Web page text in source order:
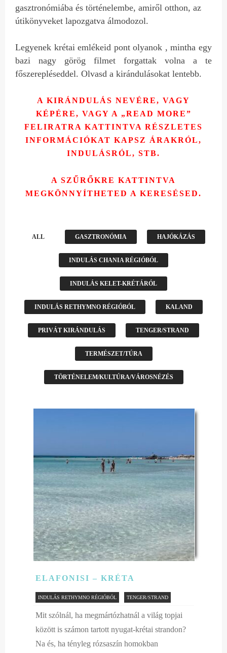
gasztronómiába és történelembe, amiről otthon, az
útikönyveket lapozgatva álmodozol.
Legyenek krétai emlékeid pont olyanok , mintha egy
bazi nagy görög filmet forgattak volna a te
főszerepléseddel. Olvasd a kirándulásokat lentebb.
A KIRÁNDULÁS NEVÉRE, VAGY
KÉPÉRE, VAGY A „READ MORE”
FELIRATRA KATTINTVA RÉSZLETES
INFORMÁCIÓKAT KAPSZ ÁRAKRÓL,
INDULÁSRÓL, STB.
A SZŰRŐKRE KATTINTVA
MEGKÖNNYÍTHETED A KERESÉSED.
ALL GASZTRONÓMIA HAJÓKÁZÁS
INDULÁS CHANIA RÉGIÓBÓL
INDULÁS KELET-KRÉTÁRÓL
INDULÁS RETHYMNO RÉGIÓBÓL KALAND
PRIVÁT KIRÁNDULÁS TENGER/STRAND
TERMÉSZET/TÚRA
TÖRTÉNELEM/KULTÚRA/VÁROSNÉZÉS
ELAFONISI – KRÉTA
INDULÁS RETHYMNO RÉGIÓBÓL TENGER/STRAND
Mit szólnál, ha megmártózhatnál a világ topjai
között is számon tartott nyugat-krétai strandon?
Na és, ha tényleg rózsaszín homokban